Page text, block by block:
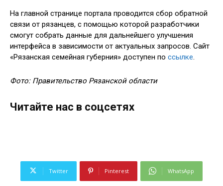
На главной странице портала проводится сбор обратной
связи от рязанцев, с помощью которой разработчики
смогут собрать данные для дальнейшего улучшения
интерфейса в зависимости от актуальных запросов. Сайт
«Рязанская семейная губерния» доступен по ссылке.
Фото: Правительство Рязанской области
Читайте нас в соцсетях
Twitter Pinterest WhatsApp